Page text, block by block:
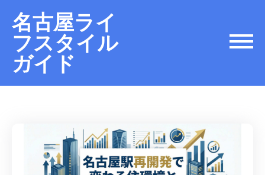
名古屋ライ
フスタイル
ガイド